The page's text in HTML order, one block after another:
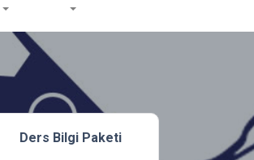
Ders Bilgi Paketi